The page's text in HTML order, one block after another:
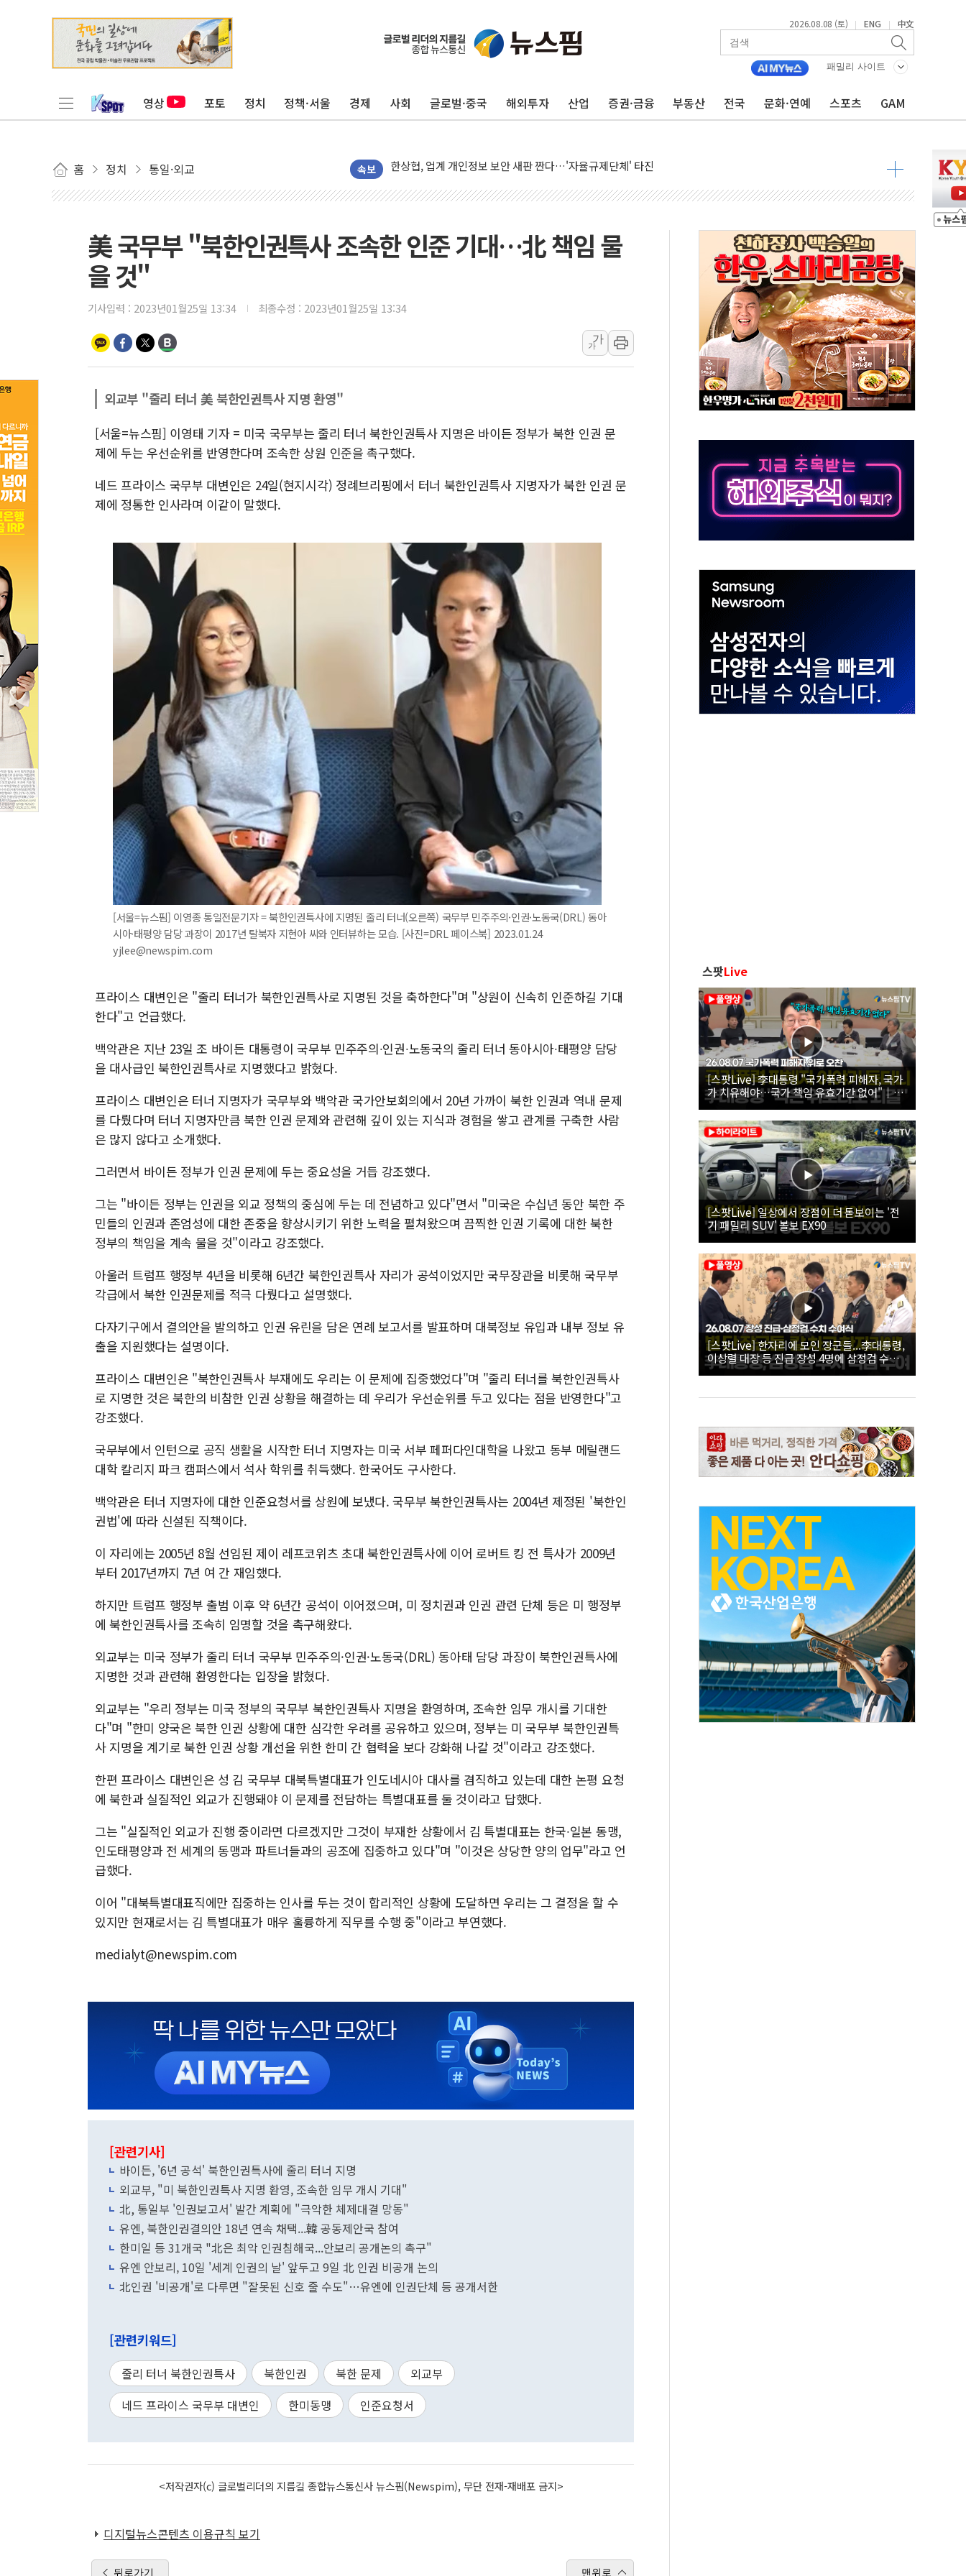
2026.08.08 (토) | ENG | 中文
패밀리 사이트
영상 포토 정치 정책·서울 경제 사회 글로벌·중국 해외투자 산업 증권·금융 부동산 전국 문화·연예 스포츠 GAM
홈 정치 통일·외교 속보
민주, 오늘 제주·인천 경선 결과 발표...'김민석 재역전 vs 정청래 격차 확대'
뉴욕증시, 고용 쇼크에 금리 인상 우려 후퇴…S&P500 최고치
트럼프, 쿡 연준 이사 해임 재추진…"26일까지 의혹 소명" 요구
미 연준 매파 기세 꺾이나…고용 감소에 9월 동결 전망 우세
[종합] 이슬람 수니파 3국, '공동방위협정' 체결… 이스라엘·이란 위협에 맞설 자체 억지력 강화
이란 핵심 원유 수출항 '하르그섬', 최근 1주일 이상 '올스톱'… 美 해상봉쇄 영향
美 고용 쇼크에 엔화 장중 급등…시장은 "또 개입했나" 촉각
[AI MY 뉴스] 뉴욕 반도체주 프리뷰...美 고용 쇼크에 반도체주 '활짝'
뉴욕증시 프리뷰, 美 고용 쇼크에 금리 인상 우려 후퇴…나스닥 선물 1%대 상승
[사진] 이슬람 수니파 3개국, 공동방위협정 체결
뉴욕증시 개장 전 특징주...아틀라시안·클라우드플레어·태양광주↑ VS 트레이드데스크·웬디스↓
트럼프 "금리 내려야"…파월 때와 달리 워시엔 톤 낮춰
美 국무부 "북한인권특사 조속한 인준 기대…北 책임 물
을 것"
기사입력 : 2023년01월25일 13:34 최종수정 : 2023년01월25일 13:34
가
가
외교부 "줄리 터너 美 북한인권특사 지명 환영"
[서울=뉴스핌] 이영태 기자 = 미국 국무부는 줄리 터너 북한인권특사 지명은 바이든 정부가 북한 인권 문
제에 두는 우선순위를 반영한다며 조속한 상원 인준을 촉구했다.
네드 프라이스 국무부 대변인은 24일(현지시각) 정례브리핑에서 터너 북한인권특사 지명자가 북한 인권 문
제에 정통한 인사라며 이같이 말했다.
[서울=뉴스핌] 이영종 통일전문기자 = 북한인권특사에 지명된 줄리 터너(오른쪽) 국무부 민주주의·인권·노동국(DRL) 동아
시아·태평양 담당 과장이 2017년 탈북자 지현아 씨와 인터뷰하는 모습. [사진=DRL 페이스북] 2023.01.24
yjlee@newspim.com
프라이스 대변인은 "줄리 터너가 북한인권특사로 지명된 것을 축하한다"며 "상원이 신속히 인준하길 기대
한다"고 언급했다.
백악관은 지난 23일 조 바이든 대통령이 국무부 민주주의∙인권∙노동국의 줄리 터너 동아시아∙태평양 담당
을 대사급인 북한인권특사로 지명했다고 밝혔다.
프라이스 대변인은 터너 지명자가 국무부와 백악관 국가안보회의에서 20년 가까이 북한 인권과 역내 문제
를 다뤘다며 터너 지명자만큼 북한 인권 문제와 관련해 깊이 있는 지식과 경험을 쌓고 관계를 구축한 사람
은 많지 않다고 소개했다.
그러면서 바이든 정부가 인권 문제에 두는 중요성을 거듭 강조했다.
그는 "바이든 정부는 인권을 외교 정책의 중심에 두는 데 전념하고 있다"면서 "미국은 수십년 동안 북한 주
민들의 인권과 존엄성에 대한 존중을 향상시키기 위한 노력을 펼쳐왔으며 끔찍한 인권 기록에 대한 북한
정부의 책임을 계속 물을 것"이라고 강조했다.
아울러 트럼프 행정부 4년을 비롯해 6년간 북한인권특사 자리가 공석이었지만 국무장관을 비롯해 국무부
각급에서 북한 인권문제를 적극 다뤘다고 설명했다.
다자기구에서 결의안을 발의하고 인권 유린을 담은 연례 보고서를 발표하며 대북정보 유입과 내부 정보 유
출을 지원했다는 설명이다.
프라이스 대변인은 "북한인권특사 부재에도 우리는 이 문제에 집중했었다"며 "줄리 터너를 북한인권특사
로 지명한 것은 북한의 비참한 인권 상황을 해결하는 데 우리가 우선순위를 두고 있다는 점을 반영한다"고
강조했다.
국무부에서 인턴으로 공직 생활을 시작한 터너 지명자는 미국 서부 페퍼다인대학을 나왔고 동부 메릴랜드
대학 칼리지 파크 캠퍼스에서 석사 학위를 취득했다. 한국어도 구사한다.
백악관은 터너 지명자에 대한 인준요청서를 상원에 보냈다. 국무부 북한인권특사는 2004년 제정된 '북한인
권법'에 따라 신설된 직책이다.
이 자리에는 2005년 8월 선임된 제이 레프코위츠 초대 북한인권특사에 이어 로버트 킹 전 특사가 2009년
부터 2017년까지 7년 여 간 재임했다.
하지만 트럼프 행정부 출범 이후 약 6년간 공석이 이어졌으며, 미 정치권과 인권 관련 단체 등은 미 행정부
에 북한인권특사를 조속히 임명할 것을 촉구해왔다.
외교부는 미국 정부가 줄리 터너 국무부 민주주의·인권·노동국(DRL) 동아태 담당 과장이 북한인권특사에
지명한 것과 관련해 환영한다는 입장을 밝혔다.
외교부는 "우리 정부는 미국 정부의 국무부 북한인권특사 지명을 환영하며, 조속한 임무 개시를 기대한
다"며 "한미 양국은 북한 인권 상황에 대한 심각한 우려를 공유하고 있으며, 정부는 미 국무부 북한인권특
사 지명을 계기로 북한 인권 상황 개선을 위한 한미 간 협력을 보다 강화해 나갈 것"이라고 강조했다.
한편 프라이스 대변인은 성 김 국무부 대북특별대표가 인도네시아 대사를 겸직하고 있는데 대한 논평 요청
에 북한과 실질적인 외교가 진행돼야 이 문제를 전담하는 특별대표를 둘 것이라고 답했다.
그는 "실질적인 외교가 진행 중이라면 다르겠지만 그것이 부재한 상황에서 김 특별대표는 한국∙일본 동맹,
인도태평양과 전 세계의 동맹과 파트너들과의 공조에 집중하고 있다"며 "이것은 상당한 양의 업무"라고 언
급했다.
이어 "대북특별대표직에만 집중하는 인사를 두는 것이 합리적인 상황에 도달하면 우리는 그 결정을 할 수
있지만 현재로서는 김 특별대표가 매우 훌륭하게 직무를 수행 중"이라고 부연했다.
medialyt@newspim.com
[관련기사]
바이든, '6년 공석' 북한인권특사에 줄리 터너 지명
외교부, "미 북한인권특사 지명 환영, 조속한 임무 개시 기대"
北, 통일부 '인권보고서' 발간 계획에 "극악한 체제대결 망동"
유엔, 북한인권결의안 18년 연속 채택...韓 공동제안국 참여
한미일 등 31개국 "北은 최악 인권침해국...안보리 공개논의 촉구"
유엔 안보리, 10일 '세계 인권의 날' 앞두고 9일 北 인권 비공개 논의
北인권 '비공개'로 다루면 "잘못된 신호 줄 수도"…유엔에 인권단체 등 공개서한
[관련키워드]
줄리 터너 북한인권특사 북한인권 북한 문제
외교부
네드 프라이스 국무부 대변인
한미동맹 인준요청서
<저작권자(c) 글로벌리더의 지름길 종합뉴스통신사 뉴스핌(Newspim), 무단 전재-재배포 금지>
디지털뉴스콘텐츠 이용규칙 보기
뒤로가기 맨위로
스팟Live
[스팟Live] 李대통령 "국가폭력 피해자, 국가
가 치유해야…국가 책임 유효기간 없어"｜
26.08.07 국가폭력 피해자 위로 오찬
[스팟Live] 일상에서 장점이 더 돋보이는 '전
기 패밀리 SUV' 볼보 EX90
[스팟Live] 한자리에 모인 장군들...李대통령,
이상렬 대장 등 진급 장성 4명에 삼정검 수치
직접 수여｜26.08.07 장성 진급·삼정검 수치